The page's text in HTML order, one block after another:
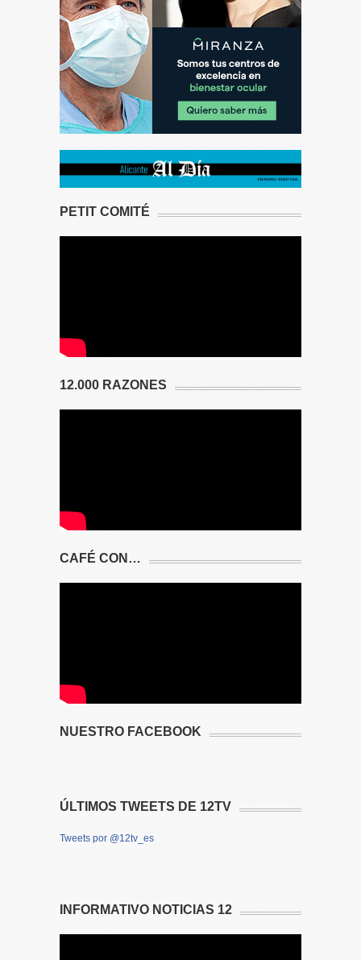
PETIT COMITÉ
12.000 RAZONES
CAFÉ CON…
NUESTRO FACEBOOK
ÚLTIMOS TWEETS DE 12TV
Tweets por @12tv_es
INFORMATIVO NOTICIAS 12